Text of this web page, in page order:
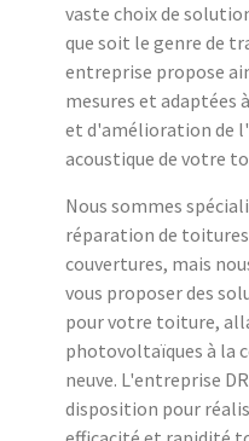
vaste choix de
que soit le genre de
entreprise propose
mesures et adaptées
et d'amélioration de
acoustique de votre
Nous sommes
réparation de
couvertures, mais
vous proposer des
pour votre toiture,
photovoltaïques à la
neuve. L'entreprise
disposition pour